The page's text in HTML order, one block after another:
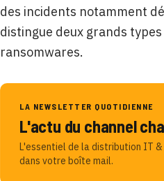
des incidents notamment
distingue deux grands
ransomwares.
LA NEWSLETTER QUOTIDIENNE
L'actu du channel
L'essentiel de la distribution IT
dans votre boîte mail.